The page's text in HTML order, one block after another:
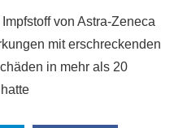
von Astra-Zeneca
mit erschreckenden
in mehr als 20